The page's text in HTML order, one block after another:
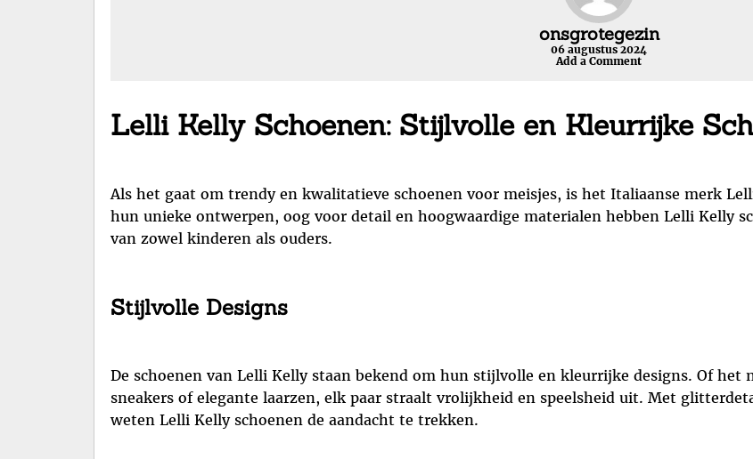
onsgrotegezin
06 augustus 2024
Add a Comment
Lelli Kelly Schoenen: Stijlvolle en Kleurrijke
Als het gaat om trendy en kwalitatieve schoenen voor meisjes, is het Italiaanse merk
hun unieke ontwerpen, oog voor detail en hoogwaardige materialen hebben Lelli Kelly
van zowel kinderen als ouders.
Stijlvolle Designs
De schoenen van Lelli Kelly staan bekend om hun stijlvolle en kleurrijke designs. Of het
sneakers of elegante laarzen, elk paar straalt vrolijkheid en speelsheid uit. Met
weten Lelli Kelly schoenen de aandacht te trekken.